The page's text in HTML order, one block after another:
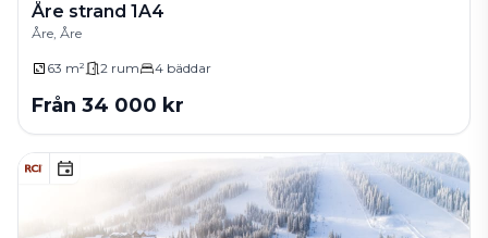
Åre strand 1A4
Åre, Åre
63 m² 2 rum 4 bäddar
Från 34 000 kr